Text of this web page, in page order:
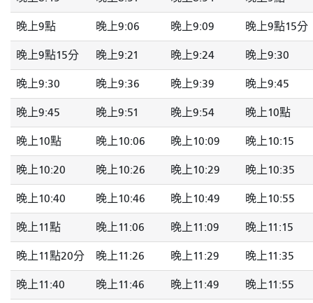
晚上9點 晚上9:06 晚上9:09 晚上9點15分
晚上9點15分 晚上9:21 晚上9:24 晚上9:30
晚上9:30 晚上9:36 晚上9:39 晚上9:45
晚上9:45 晚上9:51 晚上9:54 晚上10點
晚上10點 晚上10:06 晚上10:09 晚上10:15
晚上10:20 晚上10:26 晚上10:29 晚上10:35
晚上10:40 晚上10:46 晚上10:49 晚上10:55
晚上11點 晚上11:06 晚上11:09 晚上11:15
晚上11點20分 晚上11:26 晚上11:29 晚上11:35
晚上11:40 晚上11:46 晚上11:49 晚上11:55